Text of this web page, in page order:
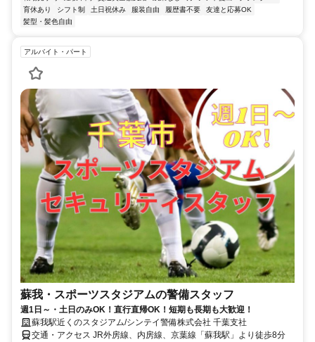
育休あり
シフト制 土日祝休み 服装自由 履歴書不要
友達と応募OK
髪型・髪色自由
アルバイト・パート
蘇我・スポーツスタジアムの警備スタッフ
週1日～・土日のみOK！直行直帰OK！短期も長期も大歓迎！
蘇我駅近くのスタジアム/シンテイ警備株式会社 千葉支社
交通・アクセス JR外房線、内房線、京葉線「蘇我駅」より徒歩8分